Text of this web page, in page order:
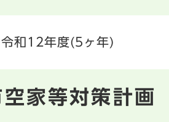
和12年度(5ヶ年)
空家等対策計画